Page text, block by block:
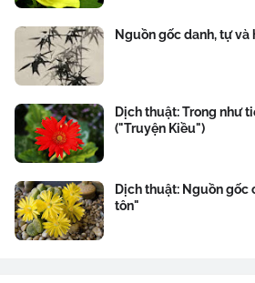
Nguồn gốc danh, tự và
Dịch thuật: Trong như
("Truyện Kiều")
Dịch thuật: Nguồn
tôn"